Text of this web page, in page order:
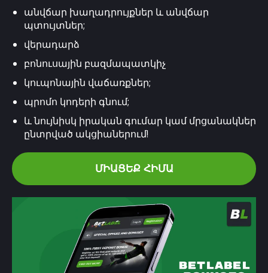
անվճար խաղադրույքներ և անվճար
պտույտներ;
վերադարձ
բոնուսային բազմապատկիչ
կուպոնային վաճառքներ;
պրոմո կոդերի գնում;
և նույնիսկ իրական գումար կամ մրցանակներ
ընտրված ակցիաներում!
ՄԻԱՑԵՔ ՀԻՄԱ